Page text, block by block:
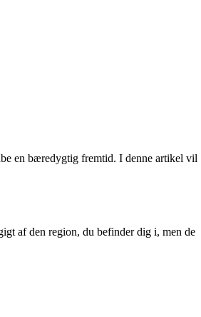
en bæredygtig fremtid. I denne artikel vil
af den region, du befinder dig i, men de